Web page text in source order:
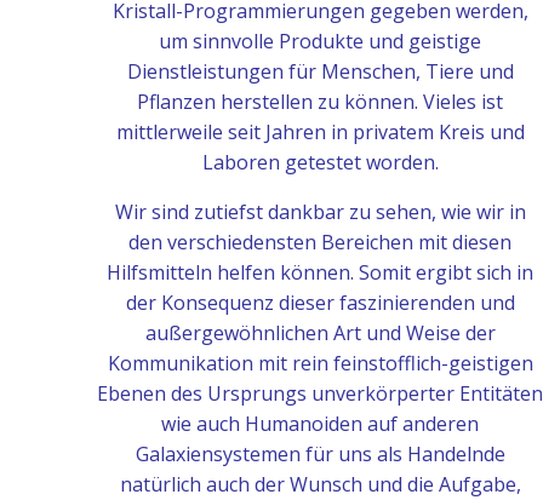
Kristall-Programmierungen gegeben werden,
um sinnvolle Produkte und geistige
Dienstleistungen für Menschen, Tiere und
Pflanzen herstellen zu können. Vieles ist
mittlerweile seit Jahren in privatem Kreis und
Laboren getestet worden.
Wir sind zutiefst dankbar zu sehen, wie wir in
den verschiedensten Bereichen mit diesen
Hilfsmitteln helfen können. Somit ergibt sich in
der Konsequenz dieser faszinierenden und
außergewöhnlichen Art und Weise der
Kommunikation mit rein feinstofflich-geistigen
Ebenen des Ursprungs unverkörperter Entitäten
wie auch Humanoiden auf anderen
Galaxiensystemen für uns als Handelnde
natürlich auch der Wunsch und die Aufgabe,